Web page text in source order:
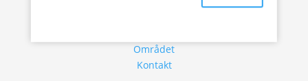
Området
Kontakt